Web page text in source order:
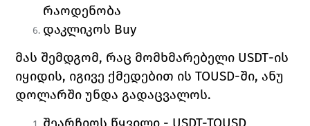
რაოდენობა
დაკლიკოს Buy
მას შემდგომ, რაც მომხმარებელი USDT-ის
იყიდის, იგივე ქმედებით ის TOUSD-ში, ანუ
დოლარში უნდა გადაცვალოს.